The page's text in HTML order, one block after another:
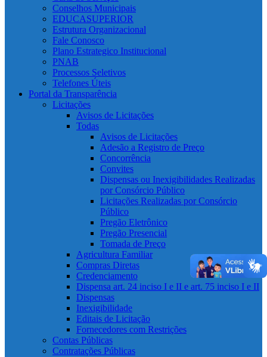
Conselhos Municipais
EDUCASUPERIOR
Estrutura Organizacional
Fale Conosco
Plano Estrategico Institucional
PNAB
Processos Seletivos
Telefones Úteis
Portal da Transparência
Licitações
Avisos de Licitações
Todas
Avisos de Licitações
Adesão a Registro de Preço
Concorrência
Convites
Dispensas ou Inexigibilidades Realizadas
por Consórcio Público
Licitações Realizadas por Consórcio
Público
Pregão Eletrônico
Pregão Presencial
Tomada de Preço
Agricultura Familiar
Compras Diretas
Credenciamento
Dispensa art. 24 inciso I e II e art. 75 inciso I e II
Dispensas
Inexigibilidade
Editais de Licitação
Fornecedores com Restrições
Contas Públicas
Contratações Públicas